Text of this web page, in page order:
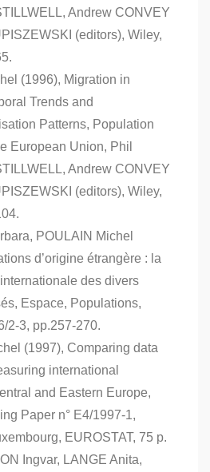
Andrew CONVEY
(editors), Wiley,
(1996), Migration in
Trends and
Patterns, Population
European Union, Phil
Andrew CONVEY
(editors), Wiley,
POULAIN Michel
d’origine étrangère : la
des divers
Espace, Populations,
2-3, pp.257-270.
(1997), Comparing data
international
and Eastern Europe,
Paper n° E4/1997-1,
EUROSTAT, 75 p.
Ingvar, LANGE Anita,